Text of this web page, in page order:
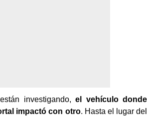
investigando,el vehículo donde
impactó con otro. Hasta el lugar del